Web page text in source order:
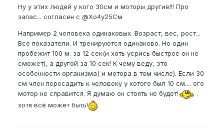
Ну у этих людей у кого 30см и моторы другие!!! Про
запас... согласен с @Хо4у25См
Например 2 человека одинаковых. Возраст, вес, рост...
Все показатели. И тренируются одинаково. Но один
пробежит 100 м. за 12 сек(и хоть усрись быстрее он не
сможет), а другой за 10 сек! К чему веду, это
особенности организма( и мотора в том числе). Если 30
см член пересадить к человеку у котого был 10 см.... его
мотор не справится. Я думаю он стоять не будет!
.
хотя всё может быть!